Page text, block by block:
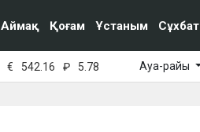
Аймақ Қоғам Ұстаным Сұхбат
€ 542.16 ₽ 5.78 Ауа-райы